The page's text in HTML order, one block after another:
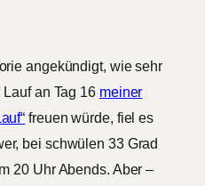
angekündigt, wie sehr
an Tag 16 meiner
freuen würde, fiel es
bei schwülen 33 Grad
20 Uhr Abends. Aber –